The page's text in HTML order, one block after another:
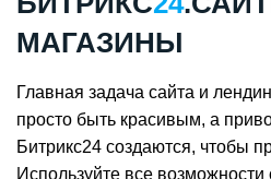
МАГАЗИНЫ
Главная задача сайта и
просто быть красивым, а
Битрикс24 создаются, чтобы
Используйте все возможности